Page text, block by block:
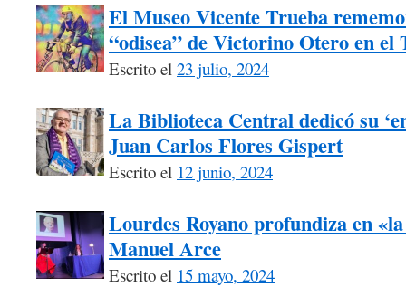
El Museo Vicente Trueba
“odisea” de Victorino Otero en el
Escrito el 23 julio, 2024
La Biblioteca Central dedicó su
Juan Carlos Flores Gispert
Escrito el 12 junio, 2024
Lourdes Royano profundiza en
Manuel Arce
Escrito el 15 mayo, 2024